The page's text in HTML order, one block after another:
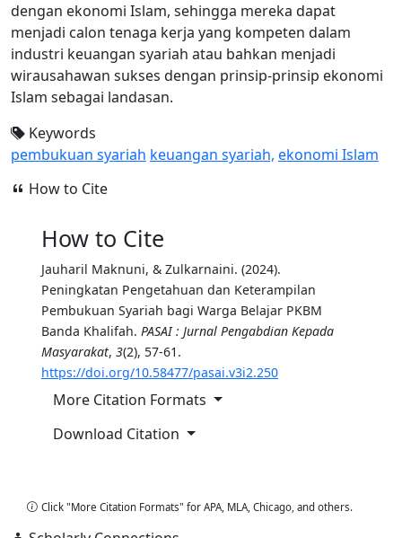
dengan ekonomi Islam, sehingga mereka dapat
menjadi calon tenaga kerja yang kompeten dalam
industri keuangan syariah atau bahkan menjadi
wirausahawan sukses dengan prinsip-prinsip ekonomi
Islam sebagai landasan.
Keywords
pembukuan syariah keuangan syariah, ekonomi Islam
How to Cite
How to Cite
Jauharil Maknuni, & Zulkarnaini. (2024).
Peningkatan Pengetahuan dan Keterampilan
Pembukuan Syariah bagi Warga Belajar PKBM
Banda Khalifah. PASAI : Jurnal Pengabdian Kepada
Masyarakat, 3(2), 57-61.
https://doi.org/10.58477/pasai.v3i2.250
More Citation Formats
Download Citation
Click "More Citation Formats" for APA, MLA, Chicago, and others.